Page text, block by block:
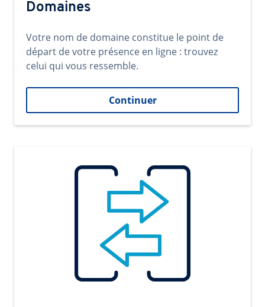
Domaines
Votre nom de domaine constitue le point de
départ de votre présence en ligne : trouvez
celui qui vous ressemble.
Continuer